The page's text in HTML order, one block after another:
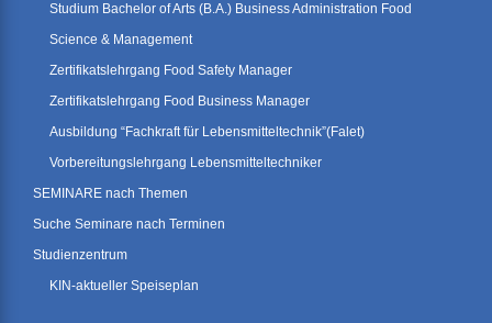
Studium Bachelor of Arts (B.A.) Business Administration Food
Science & Management
Zertifikatslehrgang Food Safety Manager
Zertifikatslehrgang Food Business Manager
Ausbildung “Fachkraft für Lebensmitteltechnik”(Falet)
Vorbereitungslehrgang Lebensmitteltechniker
SEMINARE nach Themen
Suche Seminare nach Terminen
Studienzentrum
KIN-aktueller Speiseplan